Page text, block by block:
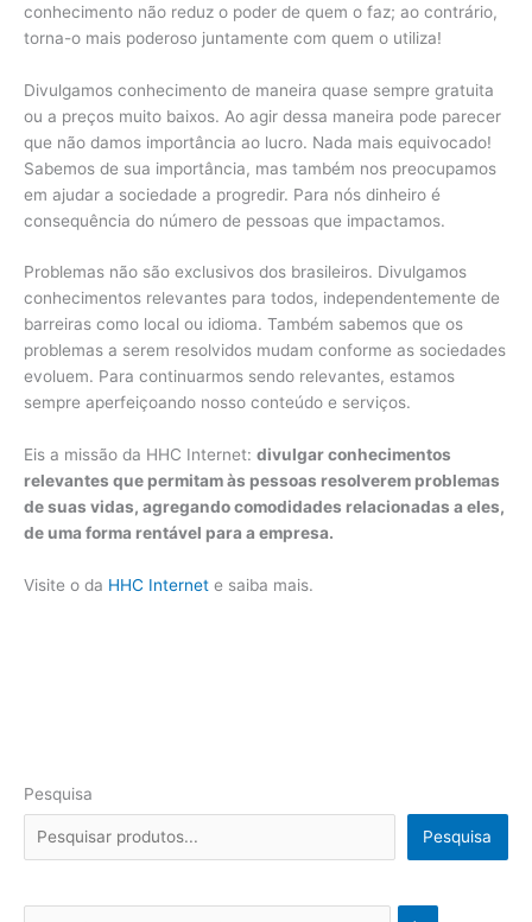
Pesquisa
Pesquisa
conhecimento não reduz o poder de quem o faz; ao contrário,
torna-o mais poderoso juntamente com quem o utiliza!
Divulgamos conhecimento de maneira quase sempre gratuita
ou a preços muito baixos. Ao agir dessa maneira pode parecer
que não damos importância ao lucro. Nada mais equivocado!
Sabemos de sua importância, mas também nos preocupamos
em ajudar a sociedade a progredir. Para nós dinheiro é
consequência do número de pessoas que impactamos.
Problemas não são exclusivos dos brasileiros. Divulgamos
conhecimentos relevantes para todos, independentemente de
barreiras como local ou idioma. Também sabemos que os
problemas a serem resolvidos mudam conforme as sociedades
evoluem. Para continuarmos sendo relevantes, estamos
sempre aperfeiçoando nosso conteúdo e serviços.
Eis a missão da HHC Internet: divulgar conhecimentos
relevantes que permitam às pessoas resolverem problemas
de suas vidas, agregando comodidades relacionadas a eles,
de uma forma rentável para a empresa.
Visite o da HHC Internet e saiba mais.